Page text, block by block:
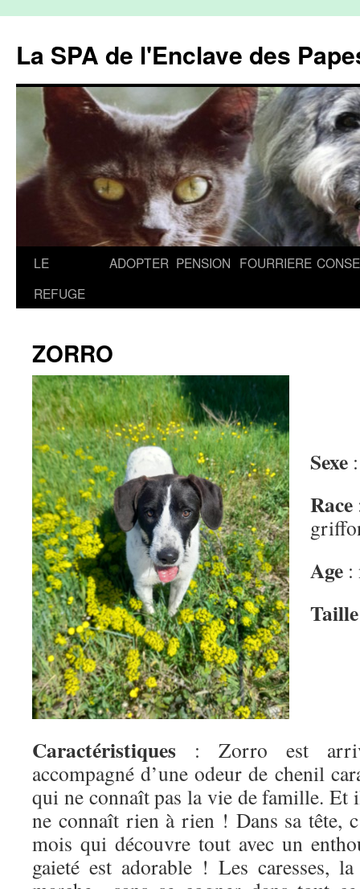
La SPA de l'Enclave des
Aller
LE
REFUGE
ADOPTER PENSION FOURRIERE
ZORRO
Sexe
Race
Age :
Caractéristiques : Zorro est
accompagné d’une odeur de chenil
qui ne connaît pas la vie de famille. Et
ne connaît rien à rien ! Dans sa tête,
mois qui découvre tout avec un
gaieté est adorable ! Les caresses,